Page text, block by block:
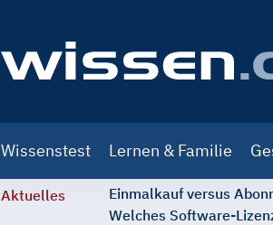
navigation
Wissenstest Lernen & Familie
Aktuelles
Einmalkauf versus
Welches Software-